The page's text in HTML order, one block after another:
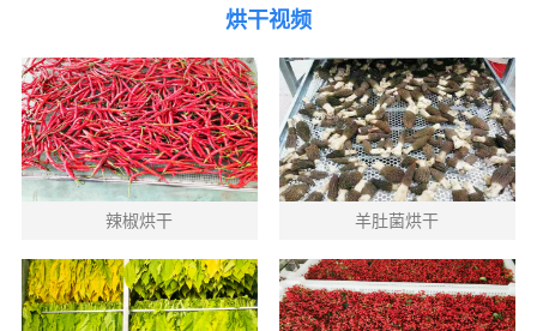
烘干视频
辣椒烘干 羊肚菌烘干